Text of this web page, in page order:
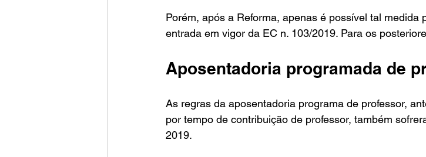
Porém, após a Reforma, apenas é possível tal medida
entrada em vigor da EC n. 103/2019. Para os
Aposentadoria programada de
As regras da aposentadoria programa de professor,
por tempo de contribuição de professor, também
2019.